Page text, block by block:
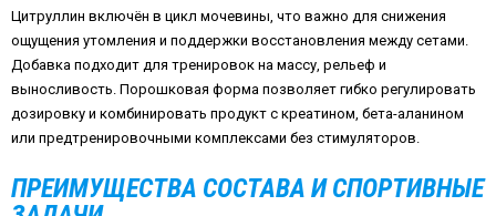
Цитруллин включён в цикл мочевины, что важно для снижения
ощущения утомления и поддержки восстановления между сетами.
Добавка подходит для тренировок на массу, рельеф и
выносливость. Порошковая форма позволяет гибко регулировать
дозировку и комбинировать продукт с креатином, бета-аланином
или предтренировочными комплексами без стимуляторов.
ПРЕИМУЩЕСТВА СОСТАВА И СПОРТИВНЫЕ